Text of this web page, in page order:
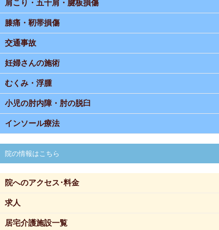
肩こり・五十肩・腱板損傷
膝痛・靭帯損傷
交通事故
妊婦さんの施術
むくみ・浮腫
小児の肘内障・肘の脱臼
インソール療法
院の情報はこちら
院へのアクセス･料金
求人
居宅介護施設一覧